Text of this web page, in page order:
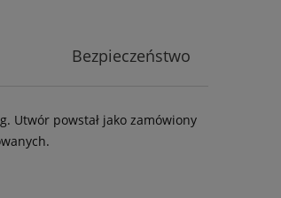
Bezpieczeństwo
Utwór powstał jako zamówiony